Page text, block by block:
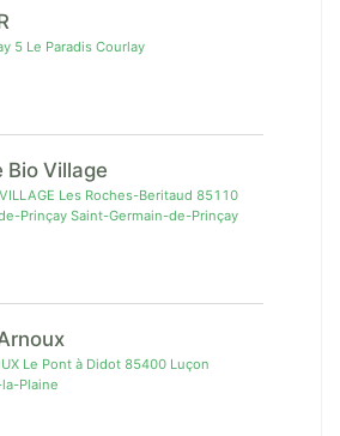
5 Le Paradis Courlay
Bio Village
VILLAGE Les Roches-Beritaud 85110
Prinçay Saint-Germain-de-Prinçay
Le Pont à Didot 85400 Luçon
Plaine